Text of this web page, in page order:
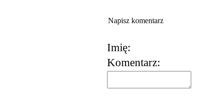
Napisz komentarz
Imię:
Komentarz: